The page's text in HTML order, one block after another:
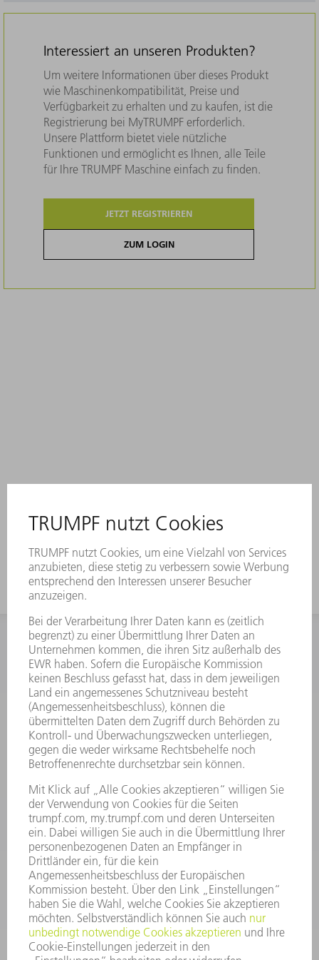
Interessiert an unseren Produkten?
Um weitere Informationen über dieses Produkt
wie Maschinenkompatibilität, Preise und
Verfügbarkeit zu erhalten und zu kaufen, ist die
Registrierung bei MyTRUMPF erforderlich.
Unsere Plattform bietet viele nützliche
Funktionen und ermöglicht es Ihnen, alle Teile
für Ihre TRUMPF Maschine einfach zu finden.
JETZT REGISTRIEREN
ZUM LOGIN
INFORMATION
Häufig gestellte Fragen
Allgemeine Geschäftsbedingungen
KONTAKT
Kundenbetreuung TRUMPF Werkzeugmaschinen
+49 7156 303 33222
Mo - Fr: 07:30 - 17:30 Uhr
Erweiterte Rufbereitschaft per Service App Mo - Fr:
06:30 - 20.00 Uhr Sa: 07:00 - 12:00 Uhr
Kundenbetreuung@trumpf.com
KONTAKT
Service TRUMPF Lasertechnik
+49 7156 303 37444
Mo - Fr: 07:30 - 18:00 Uhr
Additive Manufacturing 07:30 - 17:30 Uhr
spareparts.tld@trumpf.com